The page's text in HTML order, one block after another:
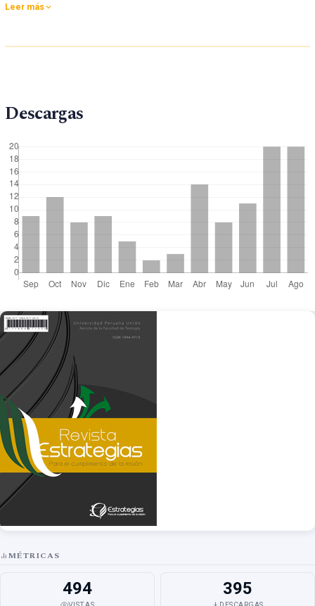
profundo sentido de responsabilidad para con su
del cumplimiento de su tarea. En las cartas que
una variedad de lecciones. En este artículo, se
considerará algunas de ellas, para obtener una imagen
bíblica del evangelismo para estos tiempos. Cada
lección está centrada en Cristo, y describe un aspecto
particular del ministerio de la evangelización.
Leer más
Descargas
MÉTRICAS
494 395